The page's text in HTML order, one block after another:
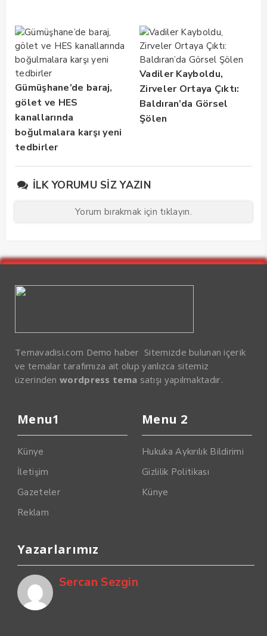
Gümüşhane’de baraj,
gölet ve HES
kanallarında
boğulmalara karşı yeni
tedbirler
Vadiler Kayboldu,
Zirveler Ortaya Çıktı:
Baldıran’da Görsel
Şölen
İLK YORUMU SIZ YAZIN
Yorum bırakmak için tıklayın.
Temavadisi.com Demo haber Sitemizde bulunan içerik
ve temalar tarafımıza ait olup yanlızca sitemiz
üzerinden wordpress tema satışı yapılmaktadır.
Menu1
Künye
İletişim
Gazeteler
Reklam
Menu 2
Hukuka Aykırılık Bildirimi
Gizlilik Politikası
Künye
Yazarlarımız
Sercan Sezgin